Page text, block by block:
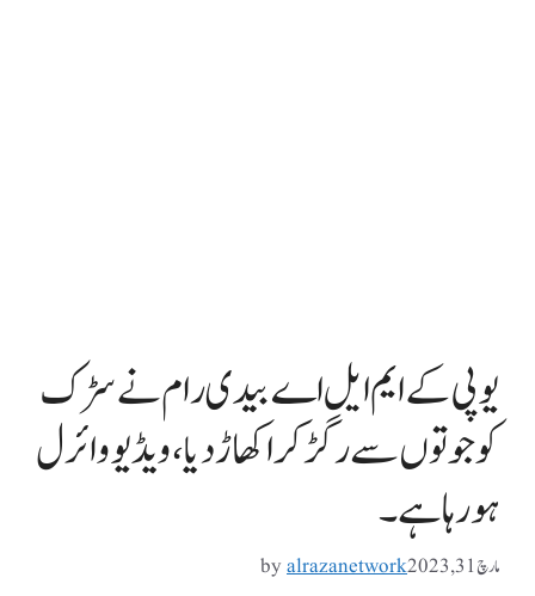
یوپی کے ایم ایل اے بیدی رام نے سڑک
کو جوتوں سے رگڑ کر اکھاڑ دیا، ویڈیو وائرل
ہو رہا ہے۔
مارچ 31, 2023 byalrazanetwork